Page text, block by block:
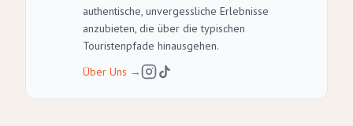
authentische, unvergessliche Erlebnisse
anzubieten, die über die typischen
Touristenpfade hinausgehen.
Über Uns →